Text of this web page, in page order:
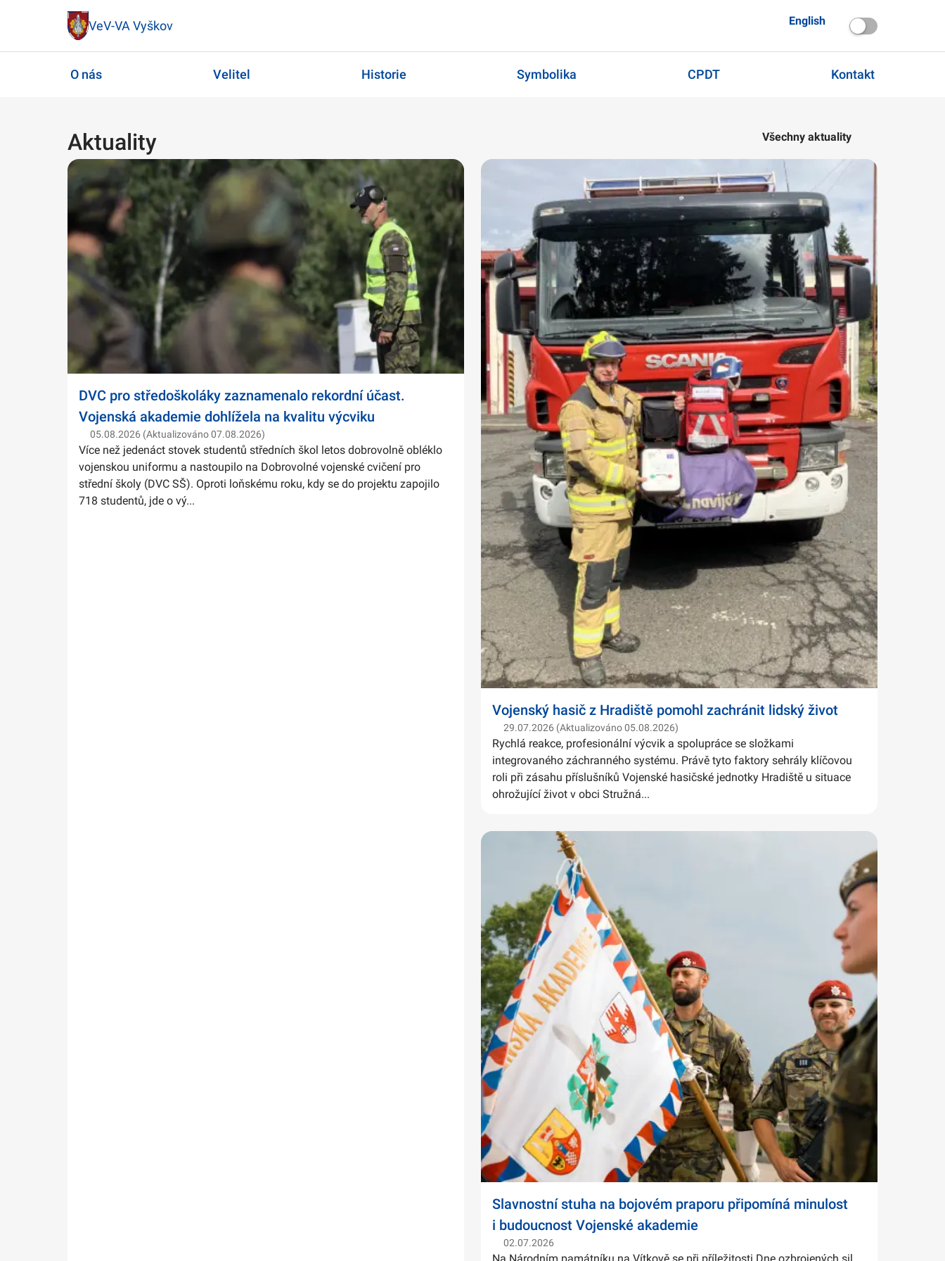
VeV-VA Vyškov English
O nás Velitel Historie Symbolika CPDT Kontakt
Aktuality Všechny aktuality
DVC pro středoškoláky zaznamenalo rekordní účast.
Vojenská akademie dohlížela na kvalitu výcviku
05.08.2026 (Aktualizováno 07.08.2026)
Více než jedenáct stovek studentů středních škol letos dobrovolně obléklo
vojenskou uniformu a nastoupilo na Dobrovolné vojenské cvičení pro
střední školy (DVC SŠ). Oproti loňskému roku, kdy se do projektu zapojilo
718 studentů, jde o vý...
Vojenský hasič z Hradiště pomohl zachránit lidský život
29.07.2026 (Aktualizováno 05.08.2026)
Rychlá reakce, profesionální výcvik a spolupráce se složkami
integrovaného záchranného systému. Právě tyto faktory sehrály klíčovou
roli při zásahu příslušníků Vojenské hasičské jednotky Hradiště u situace
ohrožující život v obci Stružná...
Slavnostní stuha na bojovém praporu připomíná minulost
i budoucnost Vojenské akademie
02.07.2026